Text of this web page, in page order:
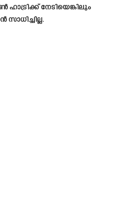
നേടിയെങ്കിലും
സാധിച്ചില്ല.